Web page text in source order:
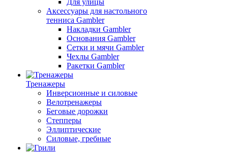
Для улицы
Аксессуары для настольного
тенниса Gambler
Накладки Gambler
Основания Gambler
Сетки и мячи Gambler
Чехлы Gambler
Ракетки Gambler
Тренажеры
Инверсионные и силовые
Велотренажеры
Беговые дорожки
Степперы
Эллиптические
Силовые, гребные